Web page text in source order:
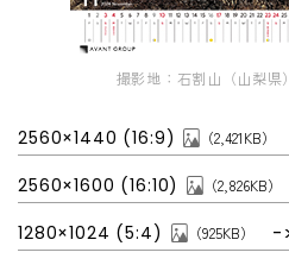
撮影地：石割山（山梨県）
2560×1440 (16:9) （2,421KB）
2560×1600 (16:10) （2,826KB）
1280×1024 (5:4) （925KB）